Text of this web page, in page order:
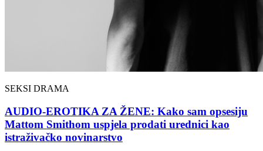
SEKSI DRAMA
AUDIO-EROTIKA ZA ŽENE: Kako sam opsesiju
Mattom Smithom uspjela prodati urednici kao
istraživačko novinarstvo